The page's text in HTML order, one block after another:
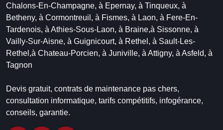
Chalons-En-Champagne, à Epernay, à Tinqueux, à
Betheny, à Cormontreuil, à Fismes, à Laon, à Fere-En-
Tardenois, à Athies-Sous-Laon, à Braine,à Sissonne, à
Vailly-Sur-Aisne, à Guignicourt, à Rethel, à Sault-Les-
Rethel,à Chateau-Porcien, à Juniville, à Attigny, à Asfeld, à
Tagnon
Devis gratuit, contrats de maintenance pas chers,
consultation informatique, tarifs compétitifs, infogérance,
conseils, garantie.